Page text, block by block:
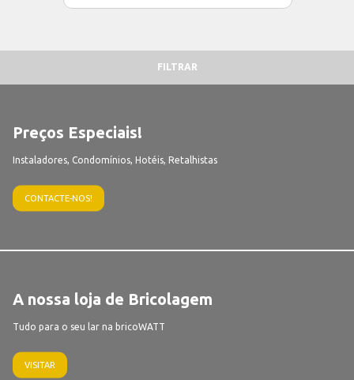
FILTRAR
Preços Especiais!
Instaladores, Condomínios, Hotéis, Retalhistas
CONTACTE-NOS!
A nossa loja de Bricolagem
Tudo para o seu lar na bricoWATT
VISITAR